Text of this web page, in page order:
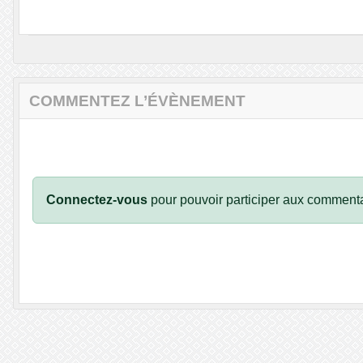
COMMENTEZ L’ÉVÈNEMENT
Connectez-vous pour pouvoir participer aux